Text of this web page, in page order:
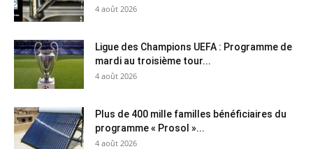
4 août 2026
Ligue des Champions UEFA : Programme de
mardi au troisième tour...
4 août 2026
Plus de 400 mille familles bénéficiaires du
programme « Prosol »...
4 août 2026